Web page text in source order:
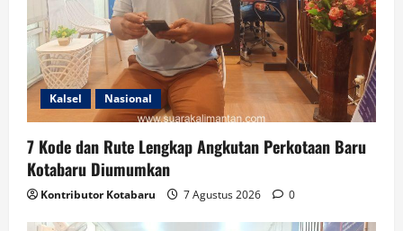
Kalsel Nasional
7 Kode dan Rute Lengkap Angkutan Perkotaan Baru
Kotabaru Diumumkan
Kontributor Kotabaru 7 Agustus 2026 0